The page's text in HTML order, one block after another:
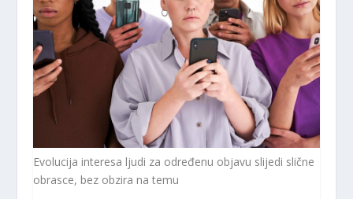
Evolucija interesa ljudi za određenu objavu slijedi slične
obrasce, bez obzira na temu